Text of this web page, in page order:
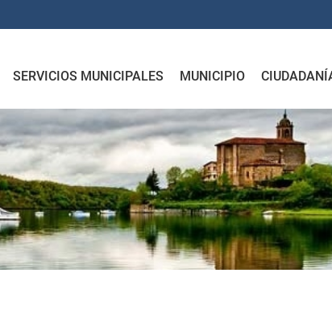
SERVICIOS MUNICIPALES MUNICIPIO